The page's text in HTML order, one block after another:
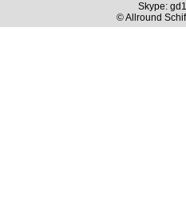
Skype:
© Allround